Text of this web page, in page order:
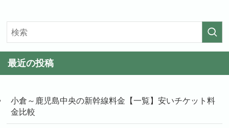
最近の投稿
小倉～鹿児島中央の新幹線料金【一覧】安いチケット料
金比較